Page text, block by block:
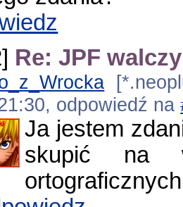
Re: JPF
odpowiedź na
Ja jestem
skupić na